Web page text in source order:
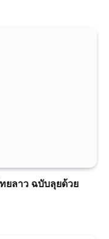
ยลาว ฉบับลุยด้วย